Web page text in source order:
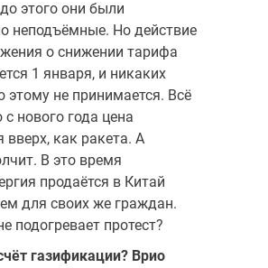
этого они были
неподъёмные. Но действие
о снижении тарифа
1 января, и никаких
этому не принимается. Всё
с нового года цена
вверх, как ракета. А
В это время
продаётся в Китай
для своих же граждан.
подогревает протест?
газификации? Врио